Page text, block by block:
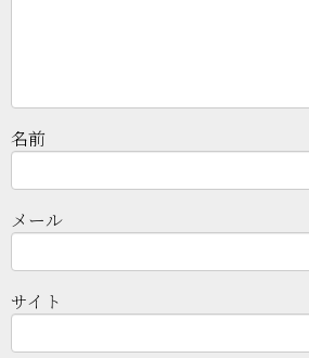
名前
メール
サイト